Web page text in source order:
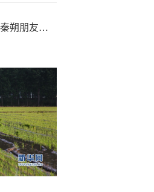
全!文|人文财经观察家、秦朔朋友圈发起人秦朔论女性领导力：从商业韧性到AI时代的人文引领